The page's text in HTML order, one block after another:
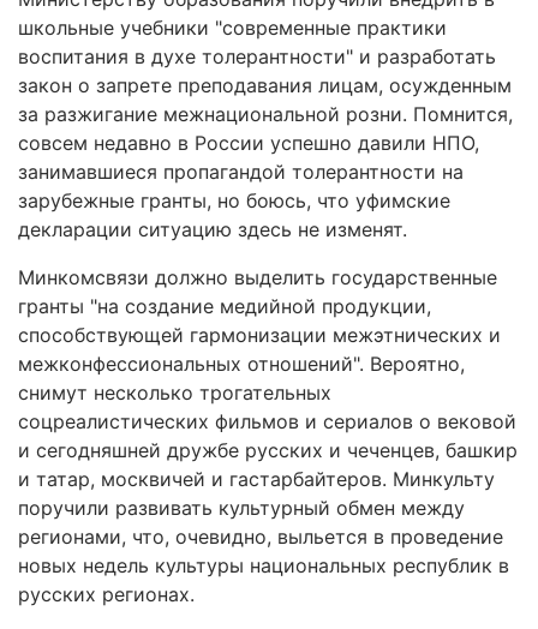
школьные учебники "современные практики
воспитания в духе толерантности" и разработать
закон о запрете преподавания лицам, осужденным
за разжигание межнациональной розни. Помнится,
совсем недавно в России успешно давили НПО,
занимавшиеся пропагандой толерантности на
зарубежные гранты, но боюсь, что уфимские
декларации ситуацию здесь не изменят.
Минкомсвязи должно выделить государственные
гранты "на создание медийной продукции,
способствующей гармонизации межэтнических и
межконфессиональных отношений". Вероятно,
снимут несколько трогательных
соцреалистических фильмов и сериалов о вековой
и сегодняшней дружбе русских и чеченцев, башкир
и татар, москвичей и гастарбайтеров. Минкульту
поручили развивать культурный обмен между
регионами, что, очевидно, выльется в проведение
новых недель культуры национальных республик в
русских регионах.